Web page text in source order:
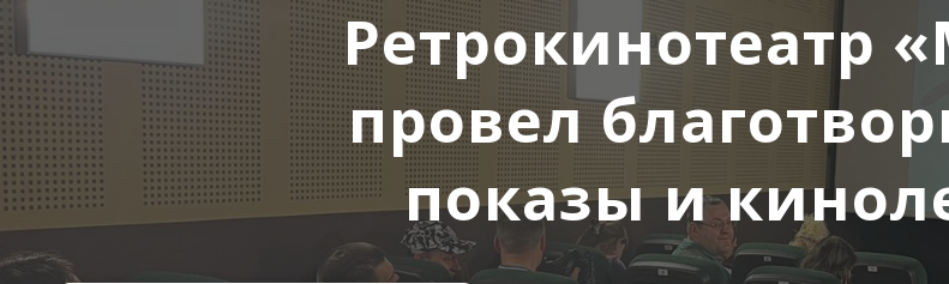
Ретрокинотеатр
провел
показы и